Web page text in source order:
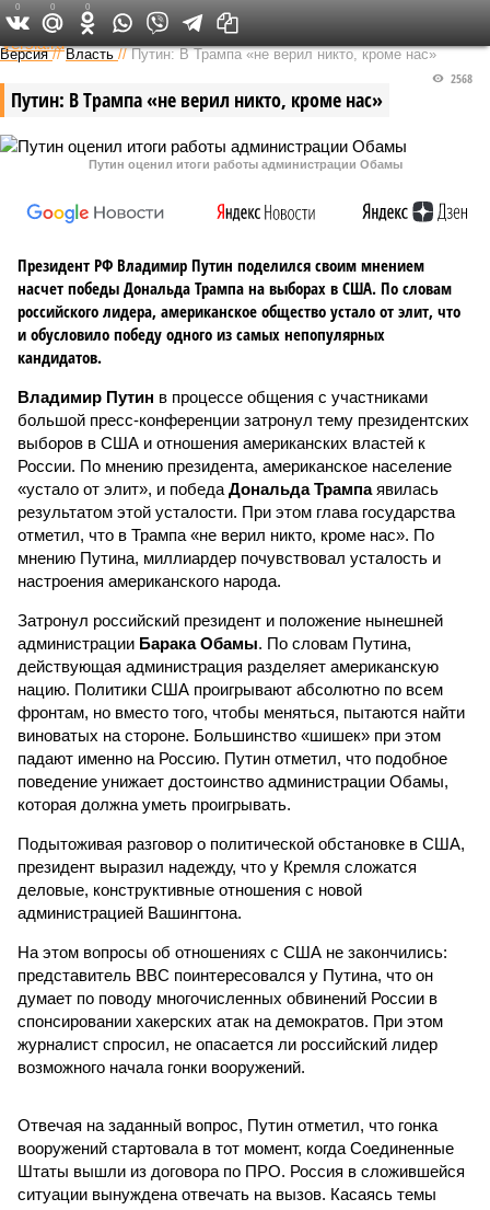
Федеральный выпуск
Версия //Власть //Путин: В Трампа «не верил никто, кроме нас»
Путин: В Трампа «не верил никто, кроме нас»
2568
Путин оценил итоги работы администрации Обамы
Президент РФ Владимир Путин поделился своим мнением
насчет победы Дональда Трампа на выборах в США. По словам
российского лидера, американское общество устало от элит, что
и обусловило победу одного из самых непопулярных
кандидатов.
Владимир Путин в процессе общения с участниками
большой пресс-конференции затронул тему президентских
выборов в США и отношения американских властей к
России. По мнению президента, американское население
«устало от элит», и победа Дональда Трампаявилась
результатом этой усталости. При этом глава государства
отметил, что в Трампа «не верил никто, кроме нас». По
мнению Путина, миллиардер почувствовал усталость и
настроения американского народа.
Затронул российский президент и положение нынешней
администрации Барака Обамы. По словам Путина,
действующая администрация разделяет американскую
нацию. Политики США проигрывают абсолютно по всем
фронтам, но вместо того, чтобы меняться, пытаются найти
виноватых на стороне. Большинство «шишек» при этом
падают именно на Россию. Путин отметил, что подобное
поведение унижает достоинство администрации Обамы,
которая должна уметь проигрывать.
Подытоживая разговор о политической обстановке в США,
президент выразил надежду, что у Кремля сложатся
деловые, конструктивные отношения с новой
администрацией Вашингтона.
На этом вопросы об отношениях с США не закончились:
представитель ВВС поинтересовался у Путина, что он
думает по поводу многочисленных обвинений России в
спонсировании хакерских атак на демократов. При этом
журналист спросил, не опасается ли российский лидер
возможного начала гонки вооружений.
Отвечая на заданный вопрос, Путин отметил, что гонка
вооружений стартовала в тот момент, когда Соединенные
Штаты вышли из договора по ПРО. Россия в сложившейся
ситуации вынуждена отвечать на вызов. Касаясь темы
0 0 0